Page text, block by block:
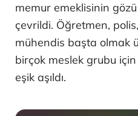
memur emeklisinin
çevrildi. Öğretmen,
mühendis başta olmak
birçok meslek grubu
eşik aşıldı.